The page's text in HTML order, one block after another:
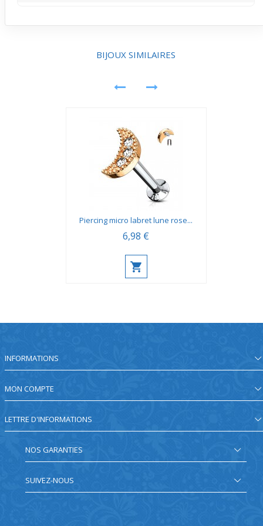
souligne les traits du visage. Ce piercing apporte une
BIJOUX SIMILAIRES
Piercing micro labret lune rose...
6,98 €
INFORMATIONS
MON COMPTE
LETTRE D'INFORMATIONS
NOS GARANTIES
SUIVEZ-NOUS